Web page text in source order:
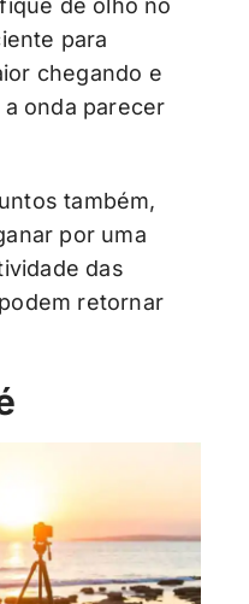
para
chegando e
onda parecer
também,
por uma
das
retornar